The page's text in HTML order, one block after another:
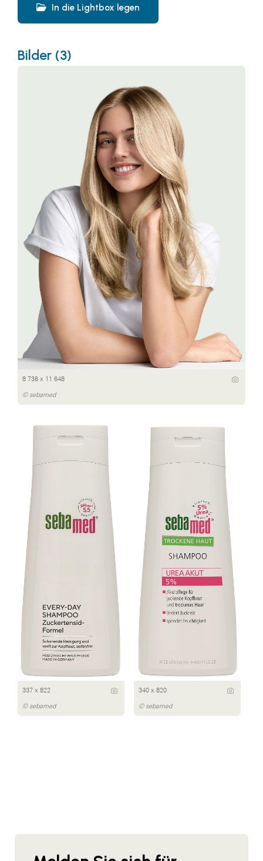
In die Lightbox legen
Bilder (3)
8 736 x 11 648
© sebamed
337 x 822
© sebamed
340 x 820
© sebamed